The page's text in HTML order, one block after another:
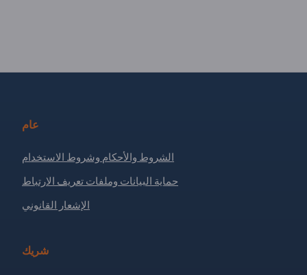
عام
الشروط والأحكام وشروط الاستخدام
حماية البيانات وملفات تعريف الارتباط
الإشعار القانوني
شريك